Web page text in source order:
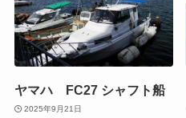
ヤマハ FC27 シャフト船
2025年9月21日